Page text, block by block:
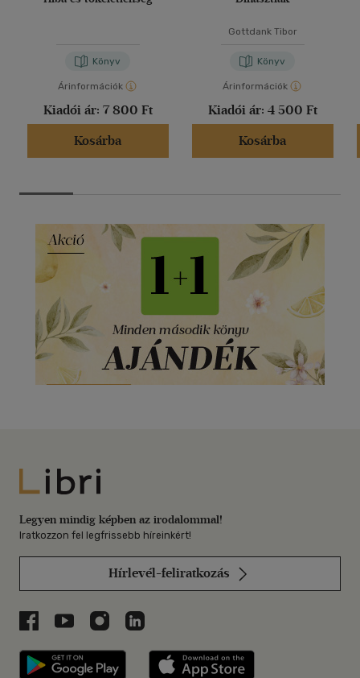
Könyv
Árinformációk
Kiadói ár: 7 800 Ft
Kosárba
Gottdank Tibor
Könyv
Árinformációk
Kiadói ár: 4 500 Ft
Kosárba
Libri
Legyen mindig képben az irodalommal!
Iratkozzon fel legfrissebb híreinkért!
Hírlevél-feliratkozás
Libri a Facebookon
Libri a Youtube-on
Libri az Instagramon
Libri a LinkedInen
Libri applikáció Szerezd meg: Google